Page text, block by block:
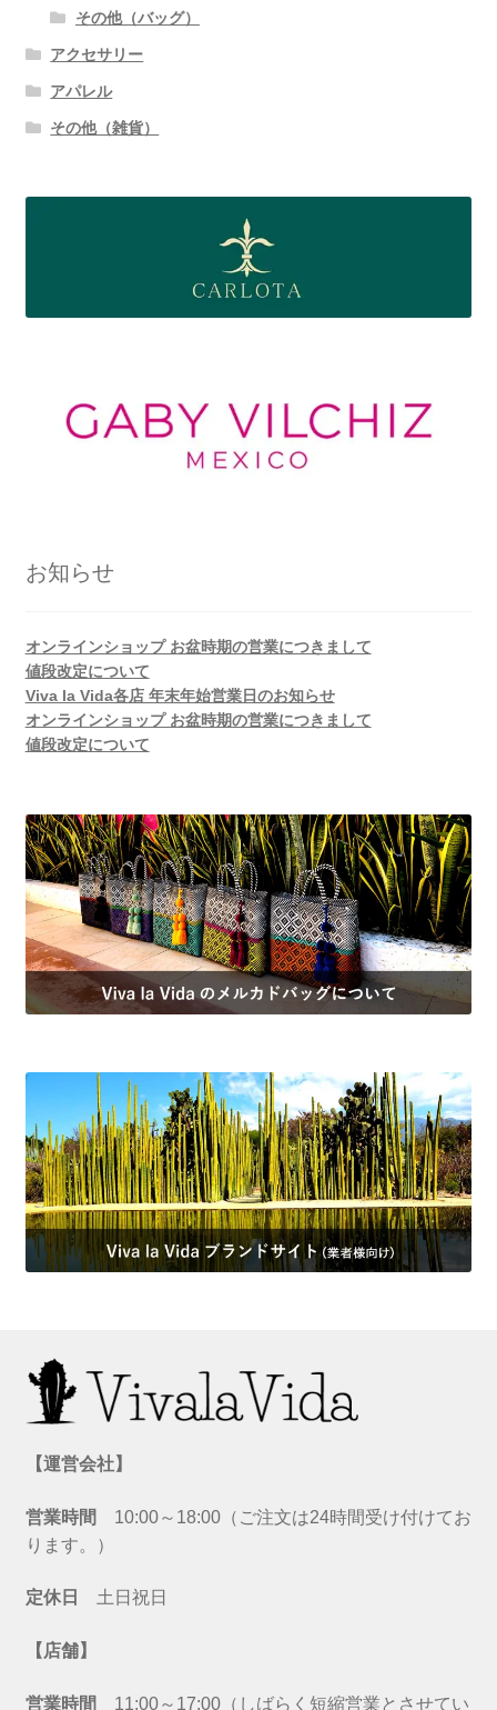
その他（バッグ）
アクセサリー
アパレル
その他（雑貨）
お知らせ
オンラインショップ お盆時期の営業につきまして
値段改定について
Viva la Vida各店 年末年始営業日のお知らせ
オンラインショップ お盆時期の営業につきまして
値段改定について
【運営会社】
営業時間 10:00～18:00（ご注文は24時間受け付けてお
ります。）
定休日 土日祝日
【店舗】
営業時間 11:00～17:00（しばらく短縮営業とさせてい